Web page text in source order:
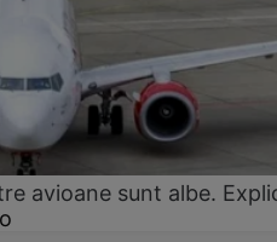
avioane sunt albe.